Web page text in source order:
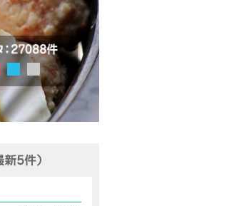
登録データ：27036品目
ピンク ブルーグレー